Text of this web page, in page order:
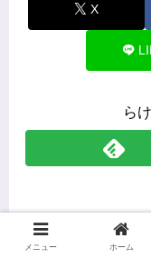
X
ら
メニュー ホーム